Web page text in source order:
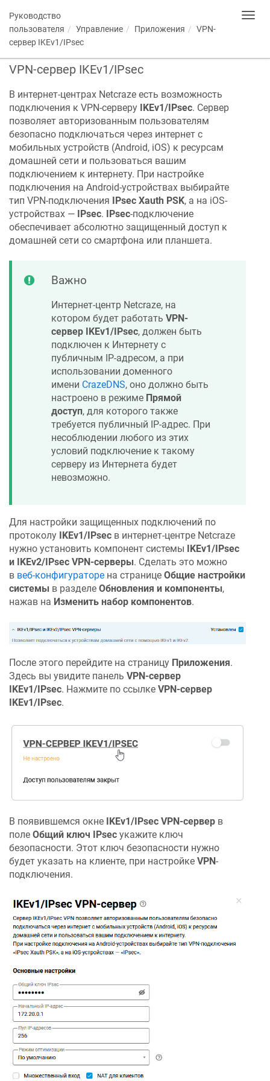
Руководство
пользователя
Управление Приложения
VPN-
сервер IKEv1/IPsec
VPN-сервер IKEv1/IPsec
В интернет-центрах Netcraze есть возможность
подключения к VPN-серверу IKEv1/IPsec. Сервер
позволяет авторизованным пользователям
безопасно подключаться через интернет с
мобильных устройств (Android, iOS) к ресурсам
домашней сети и пользоваться вашим
подключением к интернету. При настройке
подключения на Android-устройствах выбирайте
тип VPN-подключения IPsec Xauth PSK, а на iOS-
устройствах — IPsec. IPsec-подключение
обеспечивает абсолютно защищенный доступ к
домашней сети со смартфона или планшета.
Важно
Интернет-центр Netcraze, на
котором будет работать VPN-
сервер IKEv1/IPsec, должен быть
подключен к Интернету с
публичным IP-адресом, а при
использовании доменного
имени CrazeDNS, оно должно быть
настроено в режиме Прямой
доступ, для которого также
требуется публичный IP-адрес. При
несоблюдении любого из этих
условий подключение к такому
серверу из Интернета будет
невозможно.
Для настройки защищенных подключений по
протоколу IKEv1/IPsec в интернет-центре Netcraze
нужно установить компонент системы IKEv1/IPsec
и IKEv2/IPsec VPN-серверы. Сделать это можно
в веб-конфигураторе на странице Общие настройки
системы в разделе Обновления и компоненты,
нажав на Изменить набор компонентов.
После этого перейдите на страницу Приложения.
Здесь вы увидите панель VPN-сервер
IKEv1/IPsec. Нажмите по ссылке VPN-сервер
IKEv1/IPsec.
В появившемся окне IKEv1/IPsec VPN-сервер в
поле Общий ключ IPsec укажите ключ
безопасности. Этот ключ безопасности нужно
будет указать на клиенте, при настройке VPN-
подключения.